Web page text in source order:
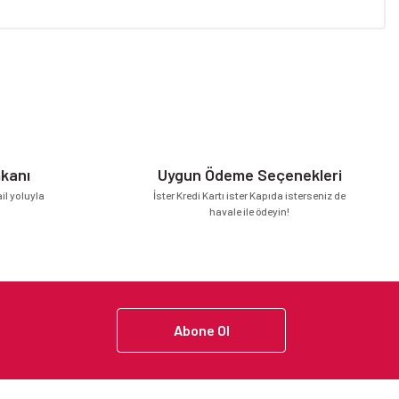
yoluyla
Uygun Ödeme Seçenekleri
İster Kredi Kartı ister Kapıda isterseniz de
havale ile ödeyin!
Abone Ol